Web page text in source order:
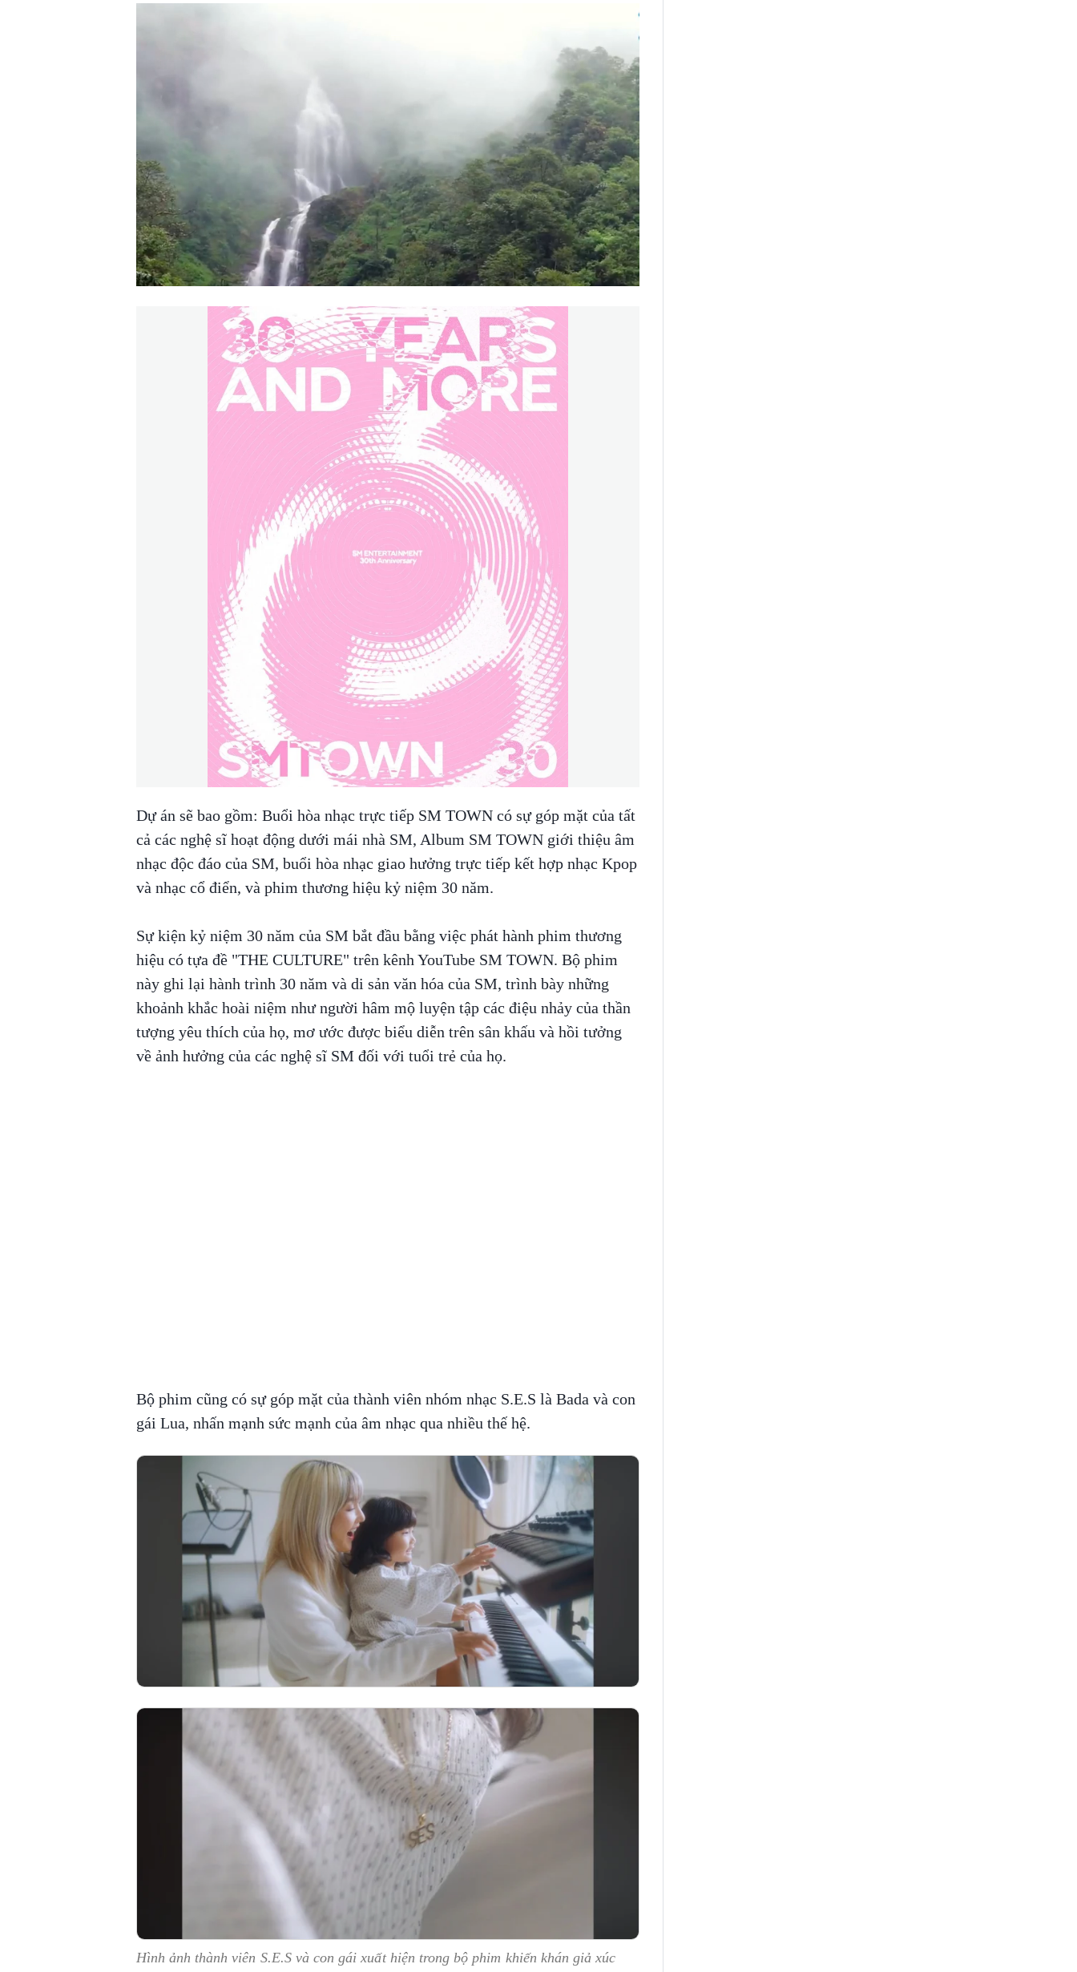
Dự án sẽ bao gồm: Buổi hòa nhạc trực tiếp SM TOWN có sự góp mặt của tất
cả các nghệ sĩ hoạt động dưới mái nhà SM, Album SM TOWN giới thiệu âm
nhạc độc đáo của SM, buổi hòa nhạc giao hưởng trực tiếp kết hợp nhạc Kpop
và nhạc cổ điển, và phim thương hiệu kỷ niệm 30 năm.
Sự kiện kỷ niệm 30 năm của SM bắt đầu bằng việc phát hành phim thương
hiệu có tựa đề "THE CULTURE" trên kênh YouTube SM TOWN. Bộ phim
này ghi lại hành trình 30 năm và di sản văn hóa của SM, trình bày những
khoảnh khắc hoài niệm như người hâm mộ luyện tập các điệu nhảy của thần
tượng yêu thích của họ, mơ ước được biểu diễn trên sân khấu và hồi tưởng
về ảnh hưởng của các nghệ sĩ SM đối với tuổi trẻ của họ.
Bộ phim cũng có sự góp mặt của thành viên nhóm nhạc S.E.S là Bada và con
gái Lua, nhấn mạnh sức mạnh của âm nhạc qua nhiều thế hệ.
Hình ảnh thành viên S.E.S và con gái xuất hiện trong bộ phim khiến khán giả xúc